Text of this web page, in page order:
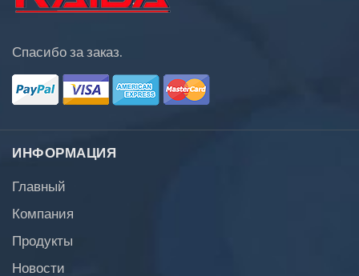
Спасибо за заказ.
ИНФОРМАЦИЯ
Главный
Компания
Продукты
Новости